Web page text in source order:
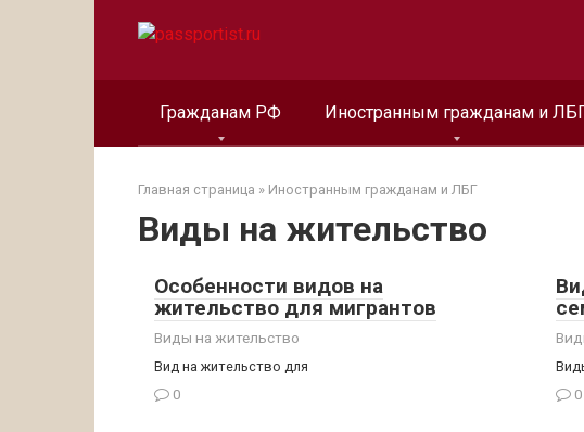
Гражданам РФ Иностранным гражданам и
Главная страница » Иностранным гражданам и ЛБГ
Виды на жительство
Особенности видов на
жительство для мигрантов
Виды на жительство
Вид на жительство для
0 0